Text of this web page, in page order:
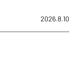
2026.8.10